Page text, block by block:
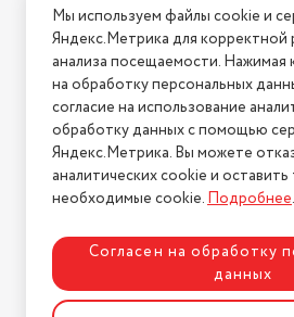
Условия
Нашли ошибку на сайте?
2026 © Интернет-магазин
Политика
Разработка сайта
Мы используем файлы cookie и
Яндекс.Метрика для корректной
анализа посещаемости. Нажимая
на обработку персональных
согласие на использование
обработку данных с помощью
Яндекс.Метрика. Вы можете
аналитических cookie и оставить
необходимые cookie.Подробнее.
Согласен на обработку
данных